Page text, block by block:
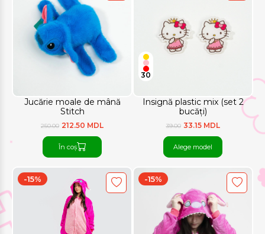
Jucărie moale de mână
Stitch
250.00 212.50 MDL
În coș
Insignă plastic mix (set 2
bucăți)
30
39.00 33.15 MDL
Alege model
-15% -15%